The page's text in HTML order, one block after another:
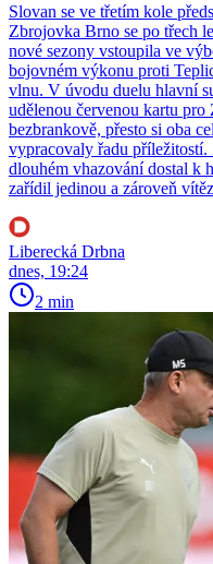
Slovan se ve třetím kole
Zbrojovka Brno se po třech
nové sezony vstoupila ve
bojovném výkonu proti
vlnu. V úvodu duelu hlavní
udělenou červenou kartu
bezbrankově, přesto si oba
vypracovaly řadu
dlouhém vhazování dostal k
zařídil jedinou a zároveň
Liberecká Drbna
dnes, 19:24
2 min